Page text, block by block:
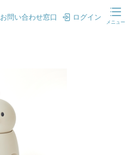
お問い合わせ窓口 ログイン
メニュー